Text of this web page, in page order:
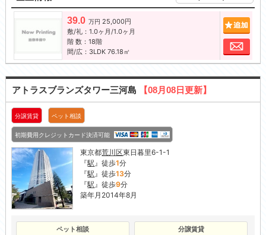
39.0 万円 25,000円
敷/礼：1.0ヶ月/1.0ヶ月
階 数：18階
間/広：3LDK 76.18㎡
お
アトラスブランズタワー三河島 【08月08日更新】
分譲賃貸 ペット相談
初期費用クレジットカード決済可能
東京都荒川区東日暮里6-1-1
『駅』徒歩1分
『駅』徒歩13分
『駅』徒歩9分
築年月2014年8月
ペット相談 分譲賃貸